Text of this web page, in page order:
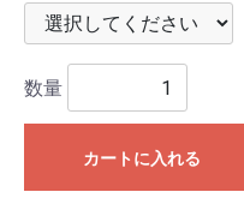
数量
カートに入れる